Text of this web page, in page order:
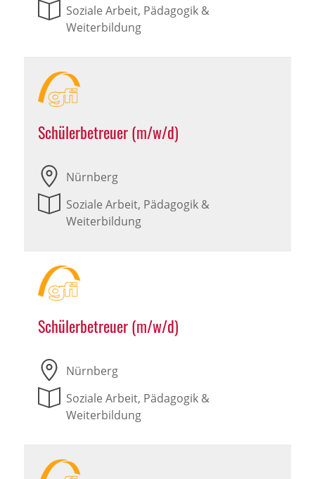
Soziale Arbeit, Pädagogik &
Weiterbildung
Schülerbetreuer (m/w/d)
Nürnberg
Soziale Arbeit, Pädagogik &
Weiterbildung
Schülerbetreuer (m/w/d)
Nürnberg
Soziale Arbeit, Pädagogik &
Weiterbildung